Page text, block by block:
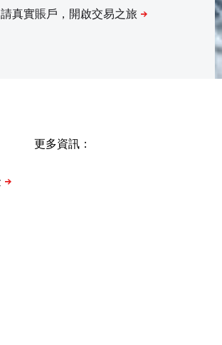
更多資訊：